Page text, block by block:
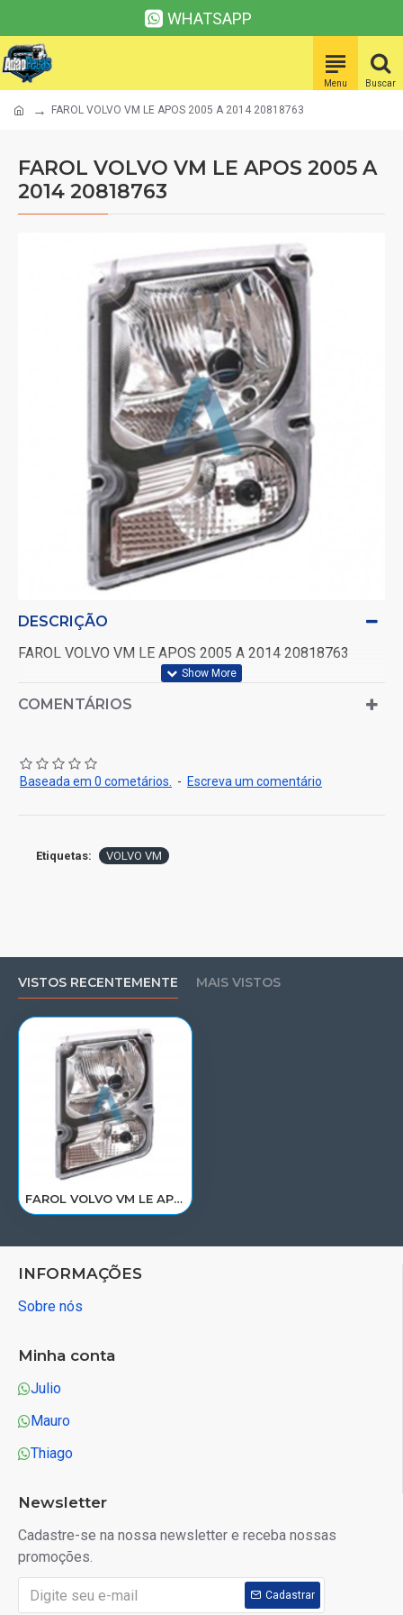
WHATSAPP
FAROL VOLVO VM LE APOS 2005 A 2014 20818763
FAROL VOLVO VM LE APOS 2005 A
2014 20818763
DESCRIÇÃO
FAROL VOLVO VM LE APOS 2005 A 2014 20818763
COMENTÁRIOS
Baseada em 0 cometários. - Escreva um comentário
Etiquetas: VOLVO VM
VISTOS RECENTEMENTE MAIS VISTOS
FAROL VOLVO VM LE APOS 2005 A 2014 20818763
INFORMAÇÕES
Sobre nós
Minha conta
Julio
Mauro
Thiago
Newsletter
Cadastre-se na nossa newsletter e receba nossas
promoções.
Cadastrar